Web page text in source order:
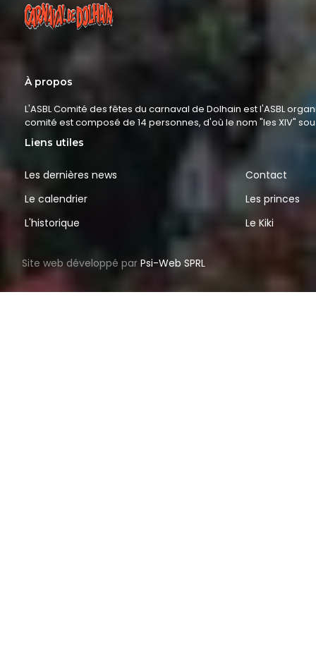
À propos
L'ASBL Comité des fêtes du carnaval de Dolhain est l'ASBL
comité est composé de 14 personnes, d'où le nom "les XIV"
Liens utiles
Les dernières news
Le calendrier
L'historique
Contact
Les princes
Le Kiki
Site web développé par Psi-Web SPRL